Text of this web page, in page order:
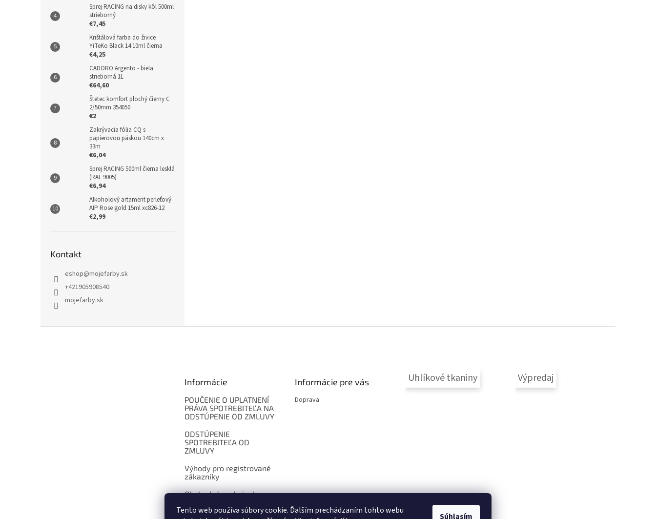
Tento web používa súbory cookie. Ďalším prechádzaním tohto webu
Súhlasím
Sprej RACING na disky kôl 500ml
strieborný
€7,45
Krištálová farba do živice
YiTeKo Black 14 10ml čierna
€4,25
CADORO Argento - biela
strieborná 1L
€64,60
Štetec komfort plochý čierny C
2/50mm 354050
€2
Zakrývacia fólia CQ s
papierovou páskou 140cm x
33m
€6,04
Sprej RACING 500ml čierna lesklá
(RAL 9005)
€6,94
Alkoholový artament perleťový
AIP Rose gold 15ml xc826-12
€2,99
Kontakt
eshop@mojefarby.sk
+421905908540
mojefarby.sk
Informácie
POUČENIE O UPLATNENÍ
PRÁVA SPOTREBITEĽA NA
ODSTÚPENIE OD ZMLUVY
ODSTÚPENIE
SPOTREBITEĽA OD
ZMLUVY
Výhody pro registrované
zákazníky
Obchodné podmienky
Kontakt
Informácie pre vás
Doprava
Uhlíkové tkaniny Výpredaj